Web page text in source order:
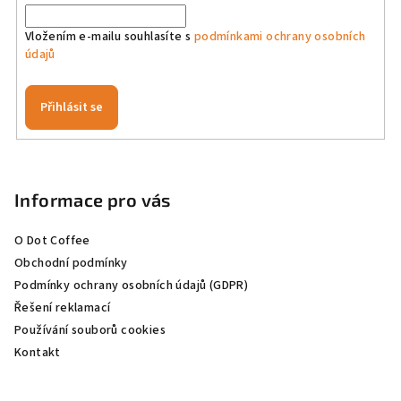
k
i
Vložením e-mailu souhlasíte s podmínkami ochrany osobních
údajů
Přihlásit se
Informace pro vás
O Dot Coffee
Obchodní podmínky
Podmínky ochrany osobních údajů (GDPR)
Řešení reklamací
Používání souborů cookies
Kontakt